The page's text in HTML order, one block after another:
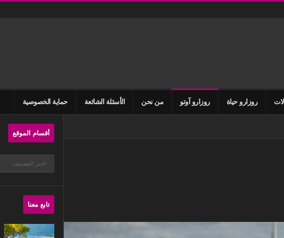
روزارو حياة روزارو آوتو من نحن الأسئلة الشائعة حماية الخصوصية
Site
Sidebar
أقسام الموقع
أقسام
تابع معنا